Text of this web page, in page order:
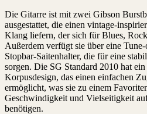
Die Gitarre ist mit zwei Gibson
ausgestattet, die einen vintage-
Klang liefern, der sich für Blues,
Außerdem verfügt sie über eine
Stopbar-Saitenhalter, die für eine
sorgen. Die SG Standard 2010 hat
Korpusdesign, das einen einfachen
ermöglicht, was sie zu einem
Geschwindigkeit und Vielseitigkeit
benötigen.